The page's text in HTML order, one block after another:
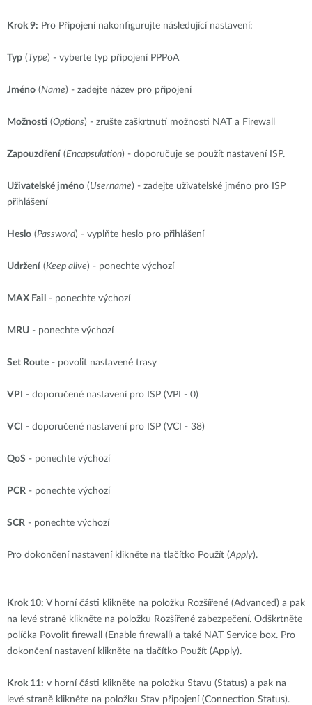
Krok 9: Pro Připojení nakonfigurujte následující nastavení:
Typ ( Type) - vyberte typ připojení PPPoA
Jméno (Name) - zadejte název pro připojení
Možnosti (Options) - zrušte zaškrtnutí možnosti NAT a Firewall
Zapouzdření (Encapsulation) - doporučuje se použít nastavení ISP.
Uživatelské jméno (Username) - zadejte uživatelské jméno pro ISP
přihlášení
Heslo (Password) - vyplňte heslo pro přihlášení
Udržení (Keep alive) - ponechte výchozí
MAX Fail - ponechte výchozí
MRU - ponechte výchozí
Set Route - povolit nastavené trasy
VPI - doporučené nastavení pro ISP (VPI - 0)
VCI - doporučené nastavení pro ISP (VCI - 38)
QoS - ponechte výchozí
PCR - ponechte výchozí
SCR - ponechte výchozí
Pro dokončení nastavení klikněte na tlačítko Použít (Apply).
Krok 10: V horní části klikněte na položku Rozšířené (Advanced) a pak
na levé straně klikněte na položku Rozšířené zabezpečení. Odškrtněte
políčka Povolit firewall (Enable firewall) a také NAT Service box. Pro
dokončení nastavení klikněte na tlačítko Použít (Apply).
Krok 11: v horní části klikněte na položku Stavu (Status) a pak na
levé straně klikněte na položku Stav připojení (Connection Status).